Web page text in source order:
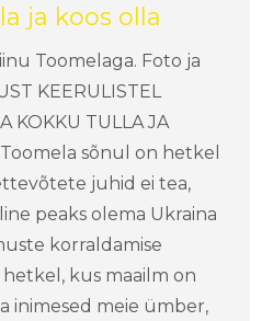
ja koos olla
Toomelaga. Foto ja
KEERULISTEL
KOKKU TULLA JA
sõnul on hetkel
juhid ei tea,
peaks olema Ukraina
korraldamise
hetkel, kus maailm on
inimesed meie ümber,